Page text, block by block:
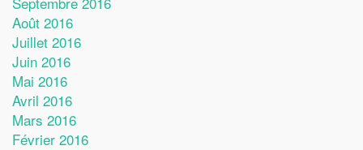
Août 2016
Juillet 2016
Juin 2016
Mai 2016
Avril 2016
Mars 2016
Février 2016